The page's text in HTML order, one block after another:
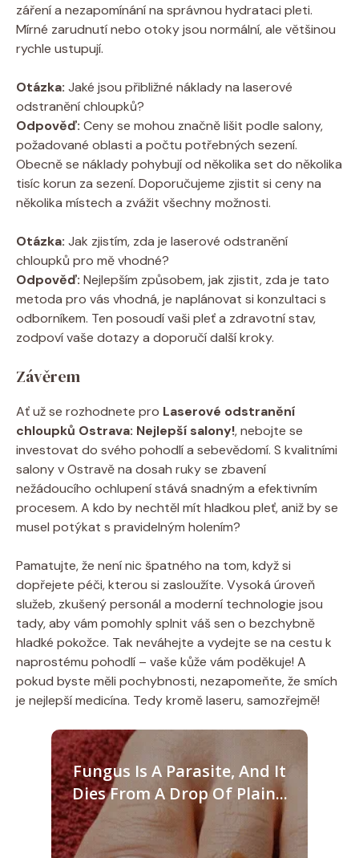
záření a nezapomínání na správnou hydrataci pleti.
Mírné zarudnutí nebo otoky jsou normální, ale většinou
rychle ustupují.
Otázka: Jaké jsou přibližné náklady na laserové
odstranění chloupků?
Odpověď: Ceny se mohou značně lišit podle salony,
požadované oblasti a počtu potřebných sezení.
Obecně se náklady pohybují od několika set do několika
tisíc korun za sezení. Doporučujeme zjistit si ceny na
několika místech a zvážit všechny možnosti.
Otázka: Jak zjistím, zda je laserové odstranění
chloupků pro mě vhodné?
Odpověď: Nejlepším způsobem, jak zjistit, zda je tato
metoda pro vás vhodná, je naplánovat si konzultaci s
odborníkem. Ten posoudí vaši pleť a zdravotní stav,
zodpoví vaše dotazy a doporučí další kroky.
Závěrem
Ať už se rozhodnete pro Laserové odstranění
chloupků Ostrava: Nejlepší salony!, nebojte se
investovat do svého pohodlí a sebevědomí. S kvalitními
salony v Ostravě na dosah ruky se zbavení
nežádoucího ochlupení stává snadným a efektivním
procesem. A kdo by nechtěl mít hladkou pleť, aniž by se
musel potýkat s pravidelným holením?
Pamatujte, že není nic špatného na tom, když si
dopřejete péči, kterou si zasloužíte. Vysoká úroveň
služeb, zkušený personál a moderní technologie jsou
tady, aby vám pomohly splnit váš sen o bezchybně
hladké pokožce. Tak neváhejte a vydejte se na cestu k
naprostému pohodlí – vaše kůže vám poděkuje! A
pokud byste měli pochybnosti, nezapomeňte, že smích
je nejlepší medicína. Tedy kromě laseru, samozřejmě!
Fungus Is A Parasite, And It
Dies From A Drop Of Plain...